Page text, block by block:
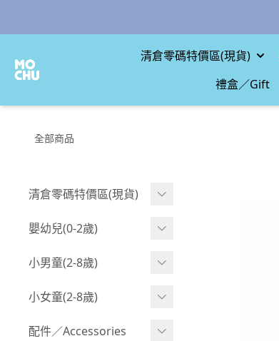
清倉零碼特價區(現貨)
禮盒／Gift
全部商品
清倉零碼特價區(現貨)
現貨.寶寶
現貨.男童
嬰幼兒(0-2歲)
BABY 包屁衣(短袖)
BABY 包屁衣(長袖)
小男童(2-8歲)
Boy 上身(短袖)
Boy 上身(長袖)
小女童(2-8歲)
Girl 上身(短袖)
配件／Accessories